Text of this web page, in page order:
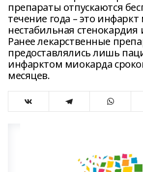
препараты отпускаются
течение года – это
нестабильная стенокардия
Ранее лекарственные
предоставлялись лишь
инфарктом миокарда
месяцев.